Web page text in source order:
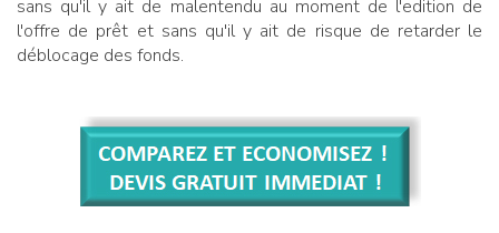
sans qu'il y ait de malentendu au moment de l'edition de
l'offre de prêt et sans qu'il y ait de risque de retarder le
déblocage des fonds.